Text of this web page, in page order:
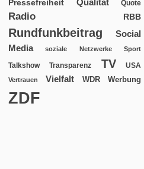
Pressefreiheit Qualität Quote
Radio RBB
Rundfunkbeitrag
Social
Media
soziale Netzwerke Sport
Talkshow Transparenz TV USA
Vertrauen Vielfalt WDR Werbung
ZDF